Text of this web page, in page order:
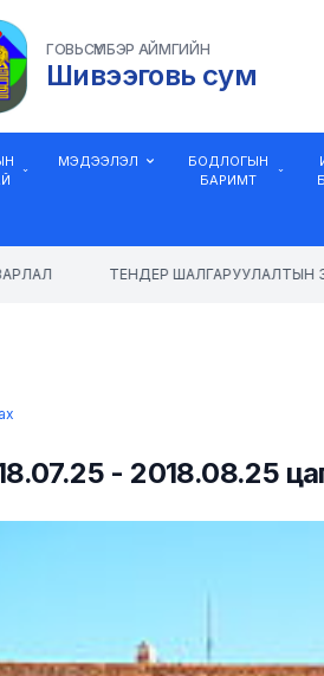
ГОВЬСҮМБЭР АЙМГИЙН
Шивээговь сум
МЭДЭЭЛЭЛ
БОДЛОГЫН
БАРИМТ
ТЕНДЕР ШАЛГАРУУЛАЛТЫН
- 2018.08.25